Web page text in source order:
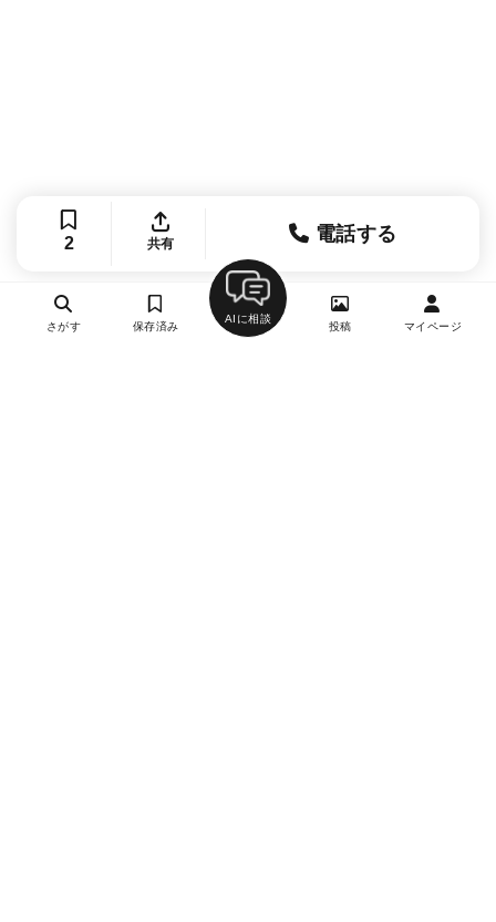
2 共有 電話する
さがす 保存済み
AIに相談
投稿 マイページ